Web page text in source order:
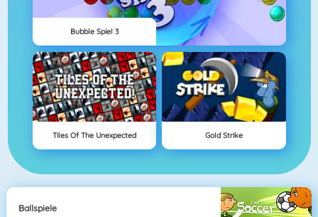
Bubble Spiel 3
Tiles Of The Unexpected Gold Strike
Ballspiele